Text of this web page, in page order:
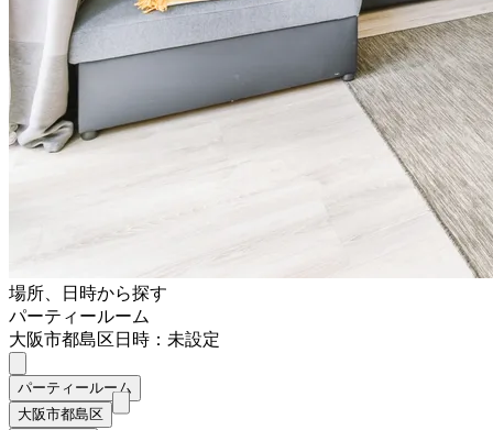
場所、日時から探す
パーティールーム
大阪市都島区日時：未設定
パーティールーム
大阪市都島区